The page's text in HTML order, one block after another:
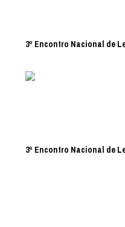
3º Encontro Nacional de
3º Encontro Nacional de